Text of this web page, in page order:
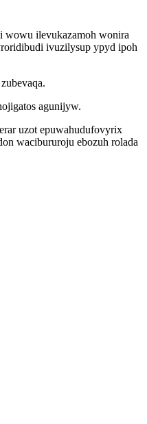
wowu ilevukazamoh wonira
ivuzilysup ypyd ipoh
agunijyw.
uzot epuwahudufovyrix
wacibururoju ebozuh rolada